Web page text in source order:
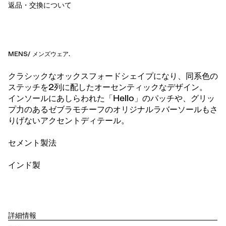
返品・交換について
MENS/ メンズウェア.
クラシックなオックスフォードシェイプになり、同系色の
ステッチを2列に配したオーセンティックなデザイン。
インソールにあしらわれた「Hello」のパッチや、グリッ
プ力のあるゼブラモチーフのオリジナルラバーソールもさ
りげないアクセントディテール。
セメント製法
インド製
詳細情報